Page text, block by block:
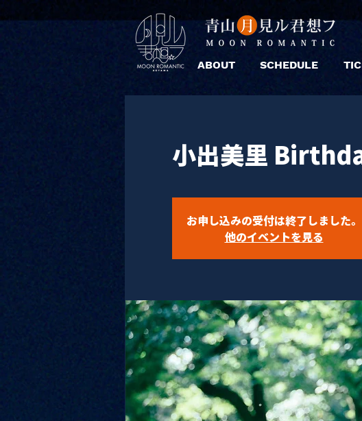
ABOUT SCHEDULE
小出美里
お申し込みの受付は終了しました。
他のイベントを見る